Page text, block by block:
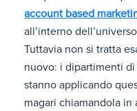
account based
all’interno
Tuttavia non si tratta
nuovo: i dipartimenti
stanno applicando
magari chiamandola in